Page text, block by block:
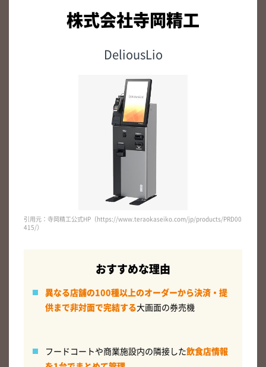
株式会社寺岡精工
DeliousLio
引用元：寺岡精工公式HP（https://www.teraokaseiko.com/jp/products/PRD00
415/）
おすすめな理由
異なる店舗の100種以上のオーダーから決済・提
供まで非対面で完結する大画面の券売機
フードコートや商業施設内の隣接した飲食店情報